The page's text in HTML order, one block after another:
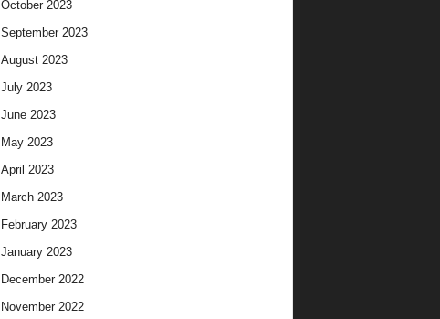
October 2023
September 2023
August 2023
July 2023
June 2023
May 2023
April 2023
March 2023
February 2023
January 2023
December 2022
November 2022